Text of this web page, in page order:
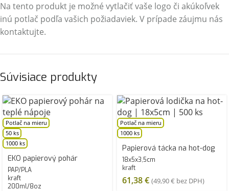
Na tento produkt je možné vytlačiť vaše logo či akúkoľvek
inú potlač podľa vašich požiadaviek. V prípade záujmu nás
kontaktujte.
Súvisiace produkty
Potlač na mieru
50 ks
1000 ks
EKO papierový pohár
PAP/PLA
kraft
200ml/8oz
Potlač na mieru
1000 ks
Papierová tácka na hot-dog
18x5x3,5cm
kraft
61,38€ (49,90€ bez DPH)